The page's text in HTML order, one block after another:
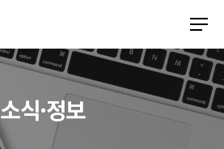
소식·정보